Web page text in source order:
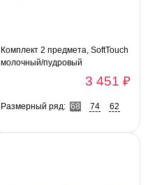
Комплект 2 предмета, SoftTouch
молочный/пудровый
3 451 ₽
Размерный ряд: 68 74 62